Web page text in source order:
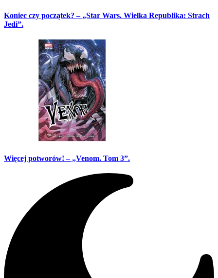
Koniec czy początek? – „Star Wars. Wielka Republika: Strach
Jedi”.
Więcej potworów! – „Venom. Tom 3”.